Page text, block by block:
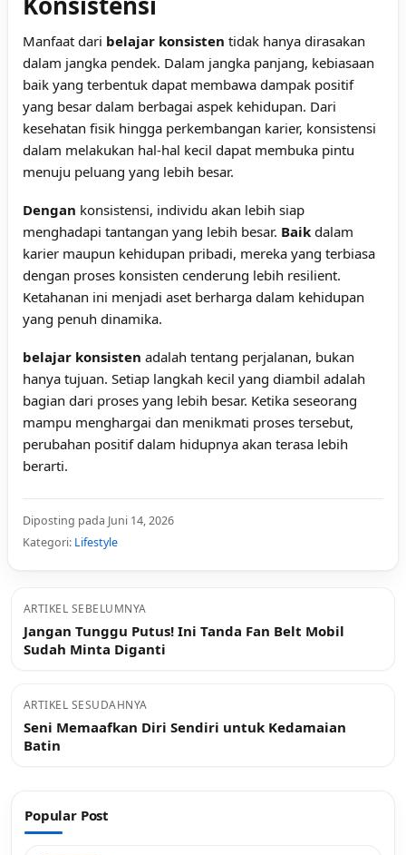
Manfaat dari belajar konsisten tidak hanya dirasakan
dalam jangka pendek. Dalam jangka panjang, kebiasaan
baik yang terbentuk dapat membawa dampak positif
yang besar dalam berbagai aspek kehidupan. Dari
kesehatan fisik hingga perkembangan karier, konsistensi
dalam melakukan hal-hal kecil dapat membuka pintu
menuju peluang yang lebih besar.
Dengan konsistensi, individu akan lebih siap
menghadapi tantangan yang lebih besar. Baik dalam
karier maupun kehidupan pribadi, mereka yang terbiasa
dengan proses konsisten cenderung lebih resilient.
Ketahanan ini menjadi aset berharga dalam kehidupan
yang penuh dinamika.
belajar konsisten adalah tentang perjalanan, bukan
hanya tujuan. Setiap langkah kecil yang diambil adalah
bagian dari proses yang lebih besar. Ketika seseorang
mampu menghargai dan menikmati proses tersebut,
perubahan positif dalam hidupnya akan terasa lebih
berarti.
Diposting pada Juni 14, 2026
Kategori: Lifestyle
ARTIKEL SEBELUMNYA
Jangan Tunggu Putus! Ini Tanda Fan Belt Mobil
Sudah Minta Diganti
ARTIKEL SESUDAHNYA
Seni Memaafkan Diri Sendiri untuk Kedamaian
Batin
Popular Post